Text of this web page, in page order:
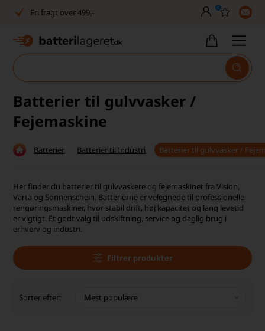
Dansk lager
30 dages returret
Dag-til-dag levering
30 dages returret
Tlf. er lukket uge 27-32
0
Batterier til gulvvasker /
Fejemaskine
Batterier Batterier til Industri Batterier til gulvvasker /
Her finder du batterier til gulvvaskere og fejemaskiner fra Vision,
Varta og Sonnenschein. Batterierne er velegnede til professionelle
rengøringsmaskiner, hvor stabil drift, høj kapacitet og lang levetid
er vigtigt. Et godt valg til udskiftning, service og daglig brug i
erhverv og industri.
Filtrer produkter
Sorter efter: